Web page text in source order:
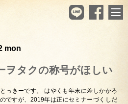
mon
ヲタクの称号がほしい
っきーです。 はやくも年末に差しかかろ
ですが、2019年は正にセミナーづくしだ